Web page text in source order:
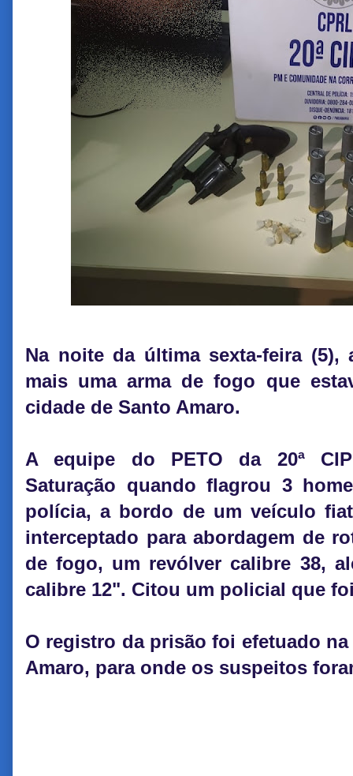
Na noite da última sexta-feira
mais uma arma de fogo que
cidade de Santo Amaro.
A equipe do PETO da 20ª
Saturação quando flagrou 3
polícia, a bordo de um veículo
interceptado para abordagem de
de fogo, um revólver calibre 38,
calibre 12". Citou um policial que
O registro da prisão foi efetuado
Amaro, para onde os suspeitos